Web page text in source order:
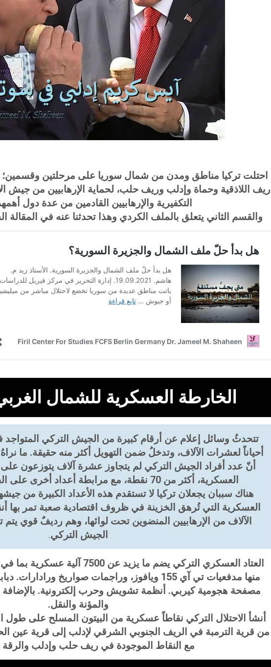
احتلت تركيا مناطق ومدن من شمال سوريا على مرحلتين وقسمين؛
ريف اللاذقية وحماة وإدلب وريف حلب، لحماية الإرهابيين من جيش
التكفيرية والإرهابيين القادمين من عدة دول
والقسم الثاني يتعلق بالملف الكردي وهذا تحدثنا عنه في المقالة
الخارطة العسكرية للشمال
تتحدثُ وسائل إعلام عن أرقام كبيرة من الجيش التركي
أحياناً لعشرات الآلاف، وتدخلُ ضمن التهويل أكثر منه حقيقة. ما
أنّ عدد أفراد الجيش التركي لم يتجاوز عشرة آلاف يتوزعون
العسكرية، أكثر من 70 نقطة، مع مرابطة أعداد أخرى على الجانب التركي للحدود.
هناك سببان يجعلان تركيا لا تستقدم هذه الأعداد الكبيرة من
العسكرية التي تُرهق الخزينة في ظروف اقتصادية صعبة تمر بها
الآلاف من الإرهابيين المنضوين تحت لوائها، وهم رديفٌ قوي يتم
الجيش التركي.
العتاد العسكري التركي يضم ما يزيد
مصفحة هجومية كيربي. أنظمة تشويش وحرب إلكترونية. بالإضافة
والمؤنة والنقل.
أنشأ الاحتلال التركي نقاطاً عسكرية من البيتون المسلح على طول
من قرية الترمبة في الريف الجنوبي الشرقي لإدلب إلى قرية عين
مع النقاط الموجودة في ريف حلب وإدلب